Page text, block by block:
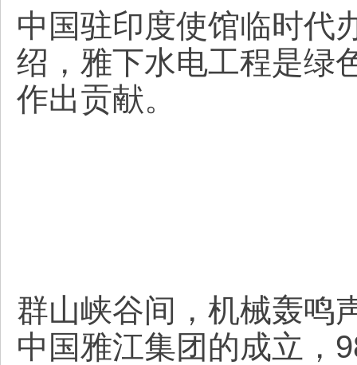
中国驻印度使馆临时代
绍，雅下水电工程是绿
作出贡献。
群山峡谷间，机械轰鸣
中国雅江集团的成立，